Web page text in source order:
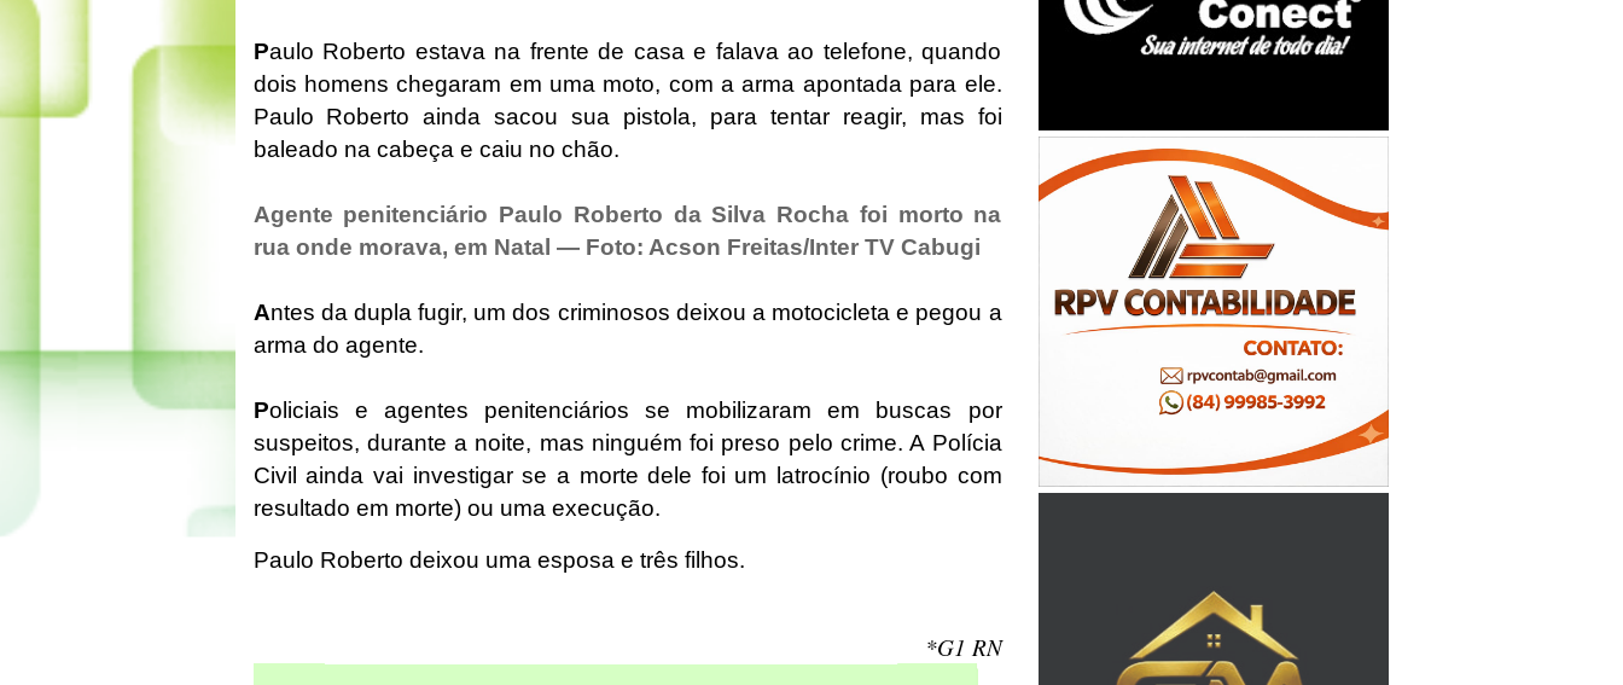
Paulo Roberto estava na frente de casa e falava ao telefone, quando
dois homens chegaram em uma moto, com a arma apontada para ele.
Paulo Roberto ainda sacou sua pistola, para tentar reagir, mas foi
baleado na cabeça e caiu no chão.
Agente penitenciário Paulo Roberto da Silva Rocha foi morto na
rua onde morava, em Natal — Foto: Acson Freitas/Inter TV Cabugi
Antes da dupla fugir, um dos criminosos deixou a motocicleta e pegou a
arma do agente.
Policiais e agentes penitenciários se mobilizaram em buscas por
suspeitos, durante a noite, mas ninguém foi preso pelo crime. A Polícia
Civil ainda vai investigar se a morte dele foi um latrocínio (roubo com
resultado em morte) ou uma execução.
Paulo Roberto deixou uma esposa e três filhos.
*G1 RN